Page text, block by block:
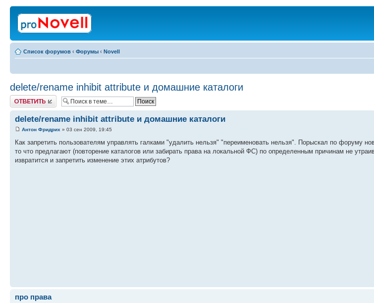
Список форумов ‹ Форумы ‹ Novell
delete/rename inhibit attribute и домашние каталоги
Ответить
delete/rename inhibit attribute и домашние каталоги
Антон Фридрих » 03 сен 2009, 19:45
Как запретить пользователям управлять галками "удалить нельзя" "переименовать нельзя". Порыскал по форуму
то что предлагают (повторение каталогов или забирать права на локальной ФС) по определенным причинам не
извратится и запретить изменение этих атрибутов?
про права